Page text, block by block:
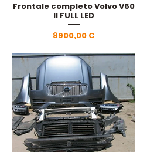
Vista rapida
Frontale completo Volvo V60
II FULL LED
Prezzo
8900,00 €